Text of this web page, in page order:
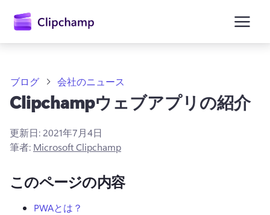
テ
ブログ 会社のニュース
Clipchampウェブアプリの紹介
更新日: 2021年7月4日
筆者: Microsoft Clipchamp
このページの内容
PWAとは？